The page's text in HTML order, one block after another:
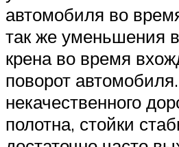
автомобиля во
так же уменьшения
крена во время
поворот
некачественного
полотна, стойки